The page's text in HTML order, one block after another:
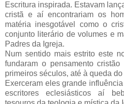
Escritura inspirada. Estavam
cristã e aí encontrariam os
matéria inesgotável como o
conjunto literário de volumes e
Padres da Igreja.
Num sentido mais estrito este
fundaram o pensamento
primeiros séculos, até à queda
Exerceram eles grande
escritores eclesiásticos aí